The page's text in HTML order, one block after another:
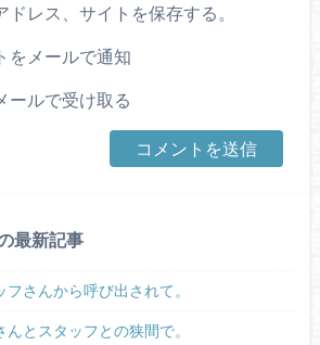
レス、サイトを保存する。
をメールで通知
ールで受け取る
最新記事
フさんから呼び出されて。
んとスタッフとの狭間で。